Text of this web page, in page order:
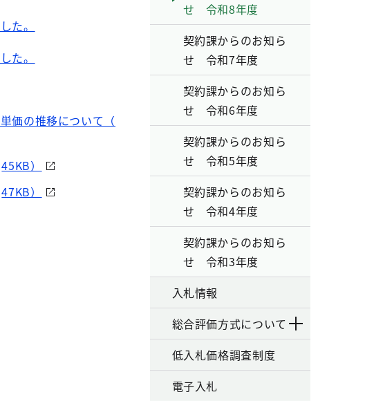
た。
た。
価の推移について（
45KB）
47KB）
せ 令和8年度
契約課からのお知ら
せ 令和7年度
契約課からのお知ら
せ 令和6年度
契約課からのお知ら
せ 令和5年度
契約課からのお知ら
せ 令和4年度
契約課からのお知ら
せ 令和3年度
入札情報
総合評価方式について
低入札価格調査制度
電子入札